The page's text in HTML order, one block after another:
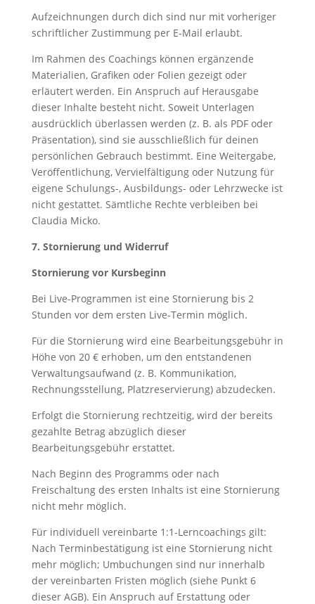
Aufzeichnungen durch dich sind nur mit vorheriger
schriftlicher Zustimmung per E-Mail erlaubt.
Im Rahmen des Coachings können ergänzende
Materialien, Grafiken oder Folien gezeigt oder
erläutert werden. Ein Anspruch auf Herausgabe
dieser Inhalte besteht nicht. Soweit Unterlagen
ausdrücklich überlassen werden (z. B. als PDF oder
Präsentation), sind sie ausschließlich für deinen
persönlichen Gebrauch bestimmt. Eine Weitergabe,
Veröffentlichung, Vervielfältigung oder Nutzung für
eigene Schulungs-, Ausbildungs- oder Lehrzwecke ist
nicht gestattet. Sämtliche Rechte verbleiben bei
Claudia Micko.
7. Stornierung und Widerruf
Stornierung vor Kursbeginn
Bei Live-Programmen ist eine Stornierung bis 2
Stunden vor dem ersten Live-Termin möglich.
Für die Stornierung wird eine Bearbeitungsgebühr in
Höhe von 20 € erhoben, um den entstandenen
Verwaltungsaufwand (z. B. Kommunikation,
Rechnungsstellung, Platzreservierung) abzudecken.
Erfolgt die Stornierung rechtzeitig, wird der bereits
gezahlte Betrag abzüglich dieser
Bearbeitungsgebühr erstattet.
Nach Beginn des Programms oder nach
Freischaltung des ersten Inhalts ist eine Stornierung
nicht mehr möglich.
Für individuell vereinbarte 1:1-Lerncoachings gilt:
Nach Terminbestätigung ist eine Stornierung nicht
mehr möglich; Umbuchungen sind nur innerhalb
der vereinbarten Fristen möglich (siehe Punkt 6
dieser AGB). Ein Anspruch auf Erstattung oder